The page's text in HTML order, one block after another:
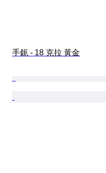
手鈪 - 18 克拉 黃金